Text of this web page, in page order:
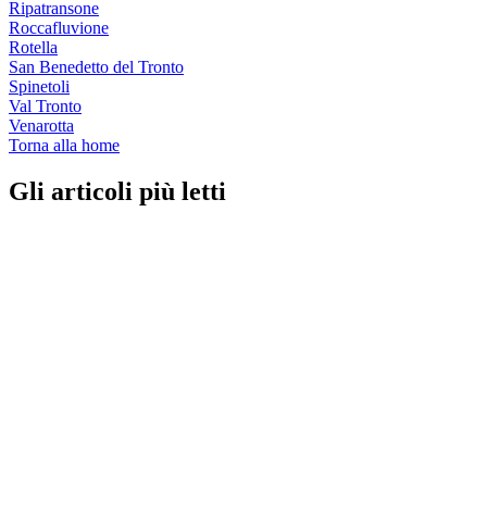
Ripatransone
Roccafluvione
Rotella
San Benedetto del Tronto
Spinetoli
Val Tronto
Venarotta
Torna alla home
Gli articoli più letti